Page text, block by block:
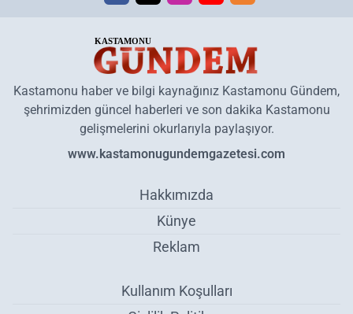
Kastamonu haber ve bilgi kaynağınız Kastamonu Gündem,
şehrimizden güncel haberleri ve son dakika Kastamonu
gelişmelerini okurlarıyla paylaşıyor.
www.kastamonugundemgazetesi.com
Hakkımızda
Künye
Reklam
Kullanım Koşulları